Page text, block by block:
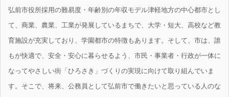
弘前市役所採用の難易度・年齢別の年収モデル津軽地方の中心都市とし
て、商業、農業、工業が発展しているまちで、大学・短大、高校など教
育施設が充実しており、学園都市の特徴もあります。そして、市は、誰
もが快適で、安全・安心に暮らせるよう、市民・事業者・行政が一体に
なってやさしい街「ひろさき」づくりの実現に向けて取り組んでいま
す。そこで、将来、公務員として弘前市で働きたいと思っている人のな